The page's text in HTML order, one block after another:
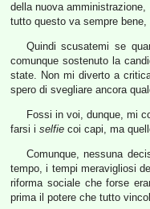
della nuova
tutto questo va sempre
Quindi scusatemi se
comunque sostenuto la
state. Non mi diverto a
spero di svegliare ancora
Fossi in voi, dunque, mi
farsi i selfie coi capi, ma
Comunque, nessuna
tempo, i tempi meravigliosi
riforma sociale che forse
prima il potere che tutto